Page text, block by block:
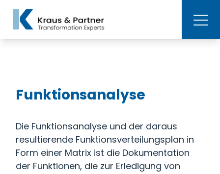
Funktionsanalyse
Die Funktionsanalyse und der daraus
resultierende Funktionsverteilungsplan in
Form einer Matrix ist die Dokumentation
der Funktionen, die zur Erledigung von